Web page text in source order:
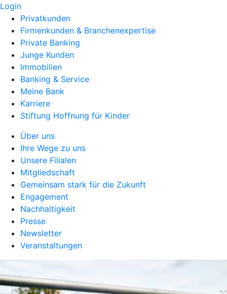
Login
Privatkunden
Firmenkunden & Branchenexpertise
Private Banking
Junge Kunden
Immobilien
Banking & Service
Meine Bank
Karriere
Stiftung Hoffnung für Kinder
Über uns
Ihre Wege zu uns
Unsere Filialen
Mitgliedschaft
Gemeinsam stark für die Zukunft
Engagement
Nachhaltigkeit
Presse
Newsletter
Veranstaltungen